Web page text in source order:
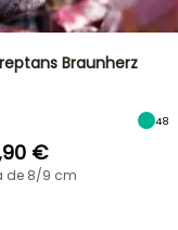
Braunherz
48
€
de 8/9 cm